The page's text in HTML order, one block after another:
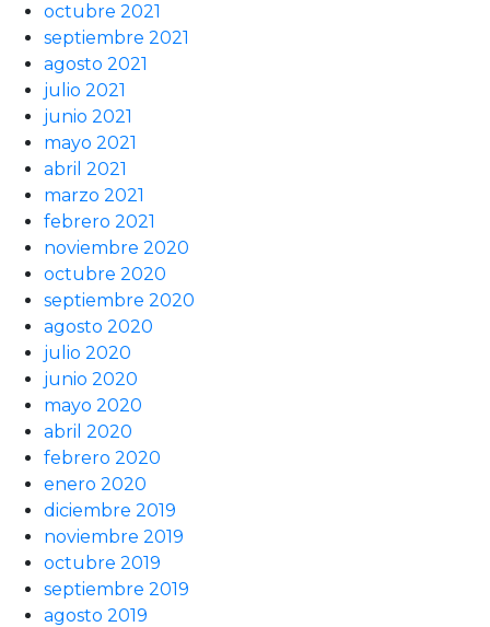
octubre 2021
septiembre 2021
agosto 2021
julio 2021
junio 2021
mayo 2021
abril 2021
marzo 2021
febrero 2021
noviembre 2020
octubre 2020
septiembre 2020
agosto 2020
julio 2020
junio 2020
mayo 2020
abril 2020
febrero 2020
enero 2020
diciembre 2019
noviembre 2019
octubre 2019
septiembre 2019
agosto 2019